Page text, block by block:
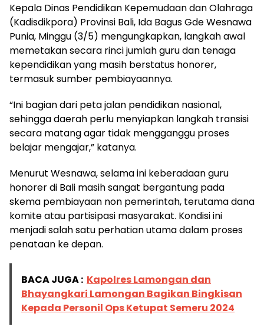
Kepala Dinas Pendidikan Kepemudaan dan Olahraga
(Kadisdikpora) Provinsi Bali, Ida Bagus Gde Wesnawa
Punia, Minggu (3/5) mengungkapkan, langkah awal
memetakan secara rinci jumlah guru dan tenaga
kependidikan yang masih berstatus honorer,
termasuk sumber pembiayaannya.
“Ini bagian dari peta jalan pendidikan nasional,
sehingga daerah perlu menyiapkan langkah transisi
secara matang agar tidak mengganggu proses
belajar mengajar,” katanya.
Menurut Wesnawa, selama ini keberadaan guru
honorer di Bali masih sangat bergantung pada
skema pembiayaan non pemerintah, terutama dana
komite atau partisipasi masyarakat. Kondisi ini
menjadi salah satu perhatian utama dalam proses
penataan ke depan.
BACA JUGA : Kapolres Lamongan dan
Bhayangkari Lamongan Bagikan Bingkisan
Kepada Personil Ops Ketupat Semeru 2024